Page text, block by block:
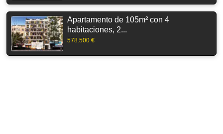
Apartamento de 105m² con 4
habitaciones, 2...
578.500 €